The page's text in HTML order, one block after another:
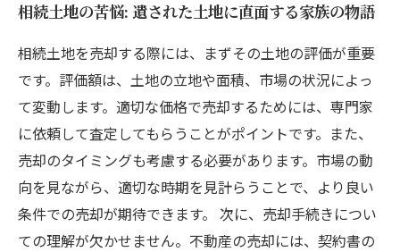
ガイド
トラブルを避けるために: 売却時の注意点と対策
成功する相続土地売却: 体験談と実践的なアドバ
イス
未来への一歩: 相続土地売却がもたらす新たな可
能性
相続土地の苦悩: 遺された土地に直面する家族の物語
相続土地を売却する際には、まずその土地の評価が重要
です。評価額は、土地の立地や面積、市場の状況によっ
て変動します。適切な価格で売却するためには、専門家
に依頼して査定してもらうことがポイントです。また、
売却のタイミングも考慮する必要があります。市場の動
向を見ながら、適切な時期を見計らうことで、より良い
条件での売却が期待できます。 次に、売却手続きについ
ての理解が欠かせません。不動産の売却には、契約書の